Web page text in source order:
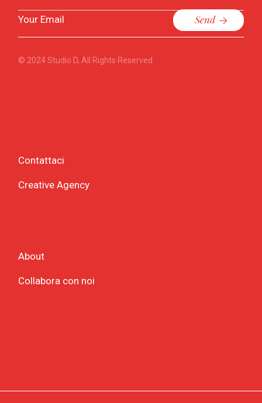
Send
© 2024Studio D, All Rights Reserved
Contattaci
Creative Agency
About
Collabora con noi